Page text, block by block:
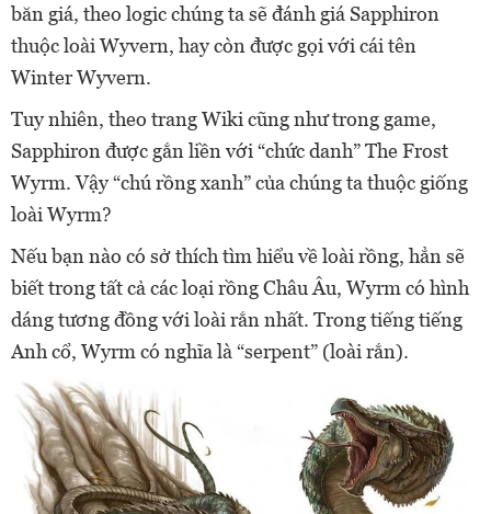
băn giá, theo logic chúng ta sẽ đánh giá Sapphiron
thuộc loài Wyvern, hay còn được gọi với cái tên
Winter Wyvern.
Tuy nhiên, theo trang Wiki cũng như trong game,
Sapphiron được gắn liền với “chức danh” The Frost
Wyrm. Vậy “chú rồng xanh” của chúng ta thuộc giống
loài Wyrm?
Nếu bạn nào có sở thích tìm hiểu về loài rồng, hẳn sẽ
biết trong tất cả các loại rồng Châu Âu, Wyrm có hình
dáng tương đồng với loài rắn nhất. Trong tiếng tiếng
Anh cổ, Wyrm có nghĩa là “serpent” (loài rắn).